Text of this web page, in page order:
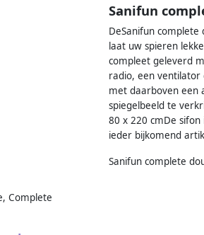
Sanifun
DeSanifun
laat uw spieren
compleet geleverd
radio, een ventilator
met daarboven een
spiegelbeeld te
80 x 220 cmDe
ieder bijkomend
Sanifun complete
Complete